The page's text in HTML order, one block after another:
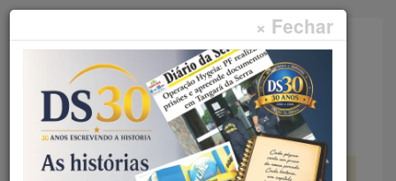
× Fechar
Faça sua pesquisa...